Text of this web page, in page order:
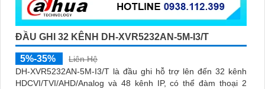
ĐẦU GHI 32 KÊNH DH-XVR5232AN-5M-I3/T
5%-35%
Liên Hệ
DH-XVR5232AN-5M-I3/T là đầu ghi hỗ trợ lên đến 32 kênh
HDCVI/TVI/AHD/Analog và 48 kênh IP, có thể đàm thoại 2